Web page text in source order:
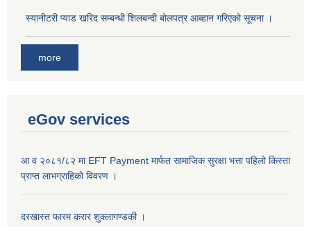
स्यानीटरी प्याड खरिद सम्बन्धी शिलबन्दी बोलपत्र आब्हान गरिएको सूचना ।
more
eGov services
आ व २०८१/८२ मा EFT Payment मार्फत सामाजिक सुरक्षा भत्ता पहिलो किस्ता
प्राप्त लाभग्राहिकाे विवरण ।
दरखास्त फारम करार शुक्लागण्डकी ।